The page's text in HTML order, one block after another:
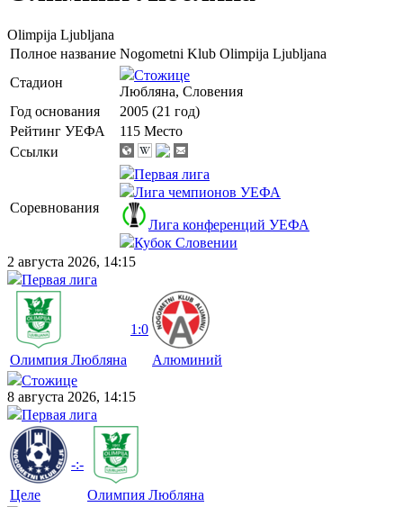
Olimpija Ljubljana
Полное название Nogometni Klub Olimpija Ljubljana
Стадион
Стожице
Любляна, Словения
Год основания
2005 (21 год)
Рейтинг УЕФА
115 Место
Ссылки
Соревнования
Первая лига
Лига чемпионов УЕФА
Лига конференций УЕФА
Кубок Словении
2 августа 2026, 14:15
Первая лига
Олимпия Любляна
1:0
Алюминий
Стожице
8 августа 2026, 14:15
Первая лига
Целе
-:-
Олимпия Любляна